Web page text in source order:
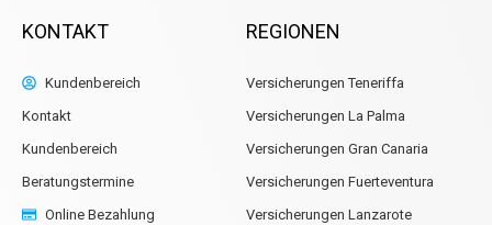
KONTAKT
Kundenbereich
Kontakt
Kundenbereich
Beratungstermine
Online Bezahlung
REGIONEN
Versicherungen Teneriffa
Versicherungen La Palma
Versicherungen Gran Canaria
Versicherungen Fuerteventura
Versicherungen Lanzarote